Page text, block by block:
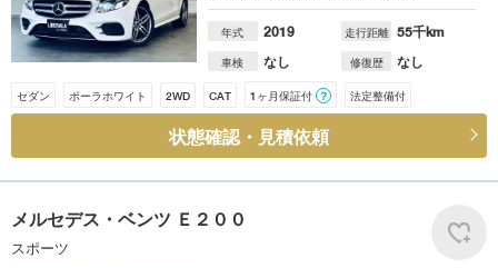
年式 2019 走行距離 55千km
車検 なし 修復歴 なし
セダン ポーラホワイト 2WD CAT 1ヶ月保証付 ？ 法定整備付
状態確認・見積依頼
メルセデス・ベンツ Ｅ２００
スポーツ